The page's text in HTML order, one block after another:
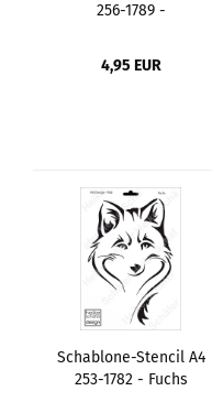
256-1789 -
4,95 EUR
Schablone-Stencil A4
253-1782 - Fuchs